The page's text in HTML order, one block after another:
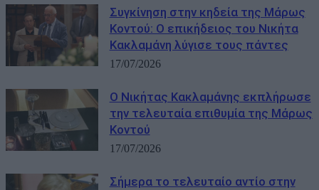
Συγκίνηση στην κηδεία της Μάρως
Κοντού: Ο επικήδειος του Νικήτα
Κακλαμάνη λύγισε τους πάντες
17/07/2026
Ο Νικήτας Κακλαμάνης εκπλήρωσε
την τελευταία επιθυμία της Μάρως
Κοντού
17/07/2026
Σήμερα το τελευταίο αντίο στην